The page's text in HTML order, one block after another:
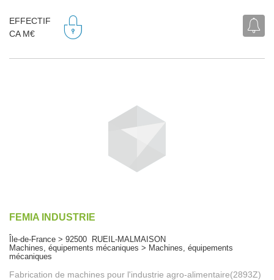
EFFECTIF
CA M€
FEMIA INDUSTRIE
Île-de-France > 92500 RUEIL-MALMAISON
Machines, équipements mécaniques > Machines, équipements
mécaniques
Fabrication de machines pour l'industrie agro-alimentaire(2893Z)